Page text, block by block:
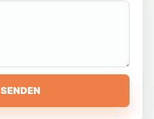
SENDEN